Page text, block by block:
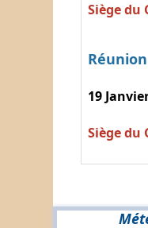
Siège du
19
Siège du